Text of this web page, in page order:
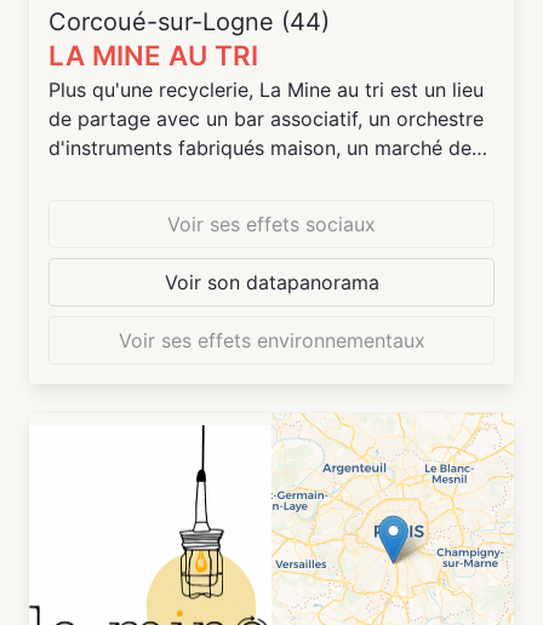
Corcoué-sur-Logne (44)
LA MINE AU TRI
Plus qu'une recyclerie, La Mine au tri est un lieu
de partage avec un bar associatif, un orchestre
d'instruments fabriqués maison, un marché de
personnes atteintes de maladies graves...
Voir ses effets sociaux
Voir son datapanorama
Voir ses effets environnementaux